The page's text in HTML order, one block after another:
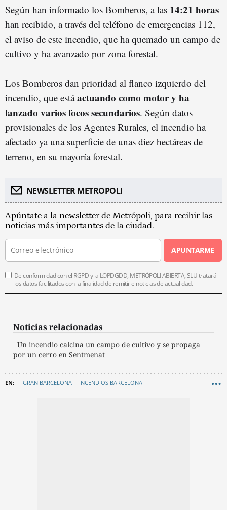
Según han informado los Bomberos, a las 14:21 horas
han recibido, a través del teléfono de emergencias 112,
el aviso de este incendio, que ha quemado un campo de
cultivo y ha avanzado por zona forestal.
Los Bomberos dan prioridad al flanco izquierdo del
incendio, que estáactuando como motor y ha
lanzado varios focos secundarios. Según datos
provisionales de los Agentes Rurales, el incendio ha
afectado ya una superficie de unas diez hectáreas de
terreno, en su mayoría forestal.
NEWSLETTER METROPOLI
Apúntate a la newsletter de Metrópoli, para recibir las
noticias más importantes de la ciudad.
APUNTARME
De conformidad con el RGPD y la LOPDGDD, METRÓPOLI ABIERTA, SLU tratará
los datos facilitados con la finalidad de remitirle noticias de actualidad.
Noticias relacionadas
Un incendio calcina un campo de cultivo y se propaga
por un cerro en Sentmenat
GRAN BARCELONA INCENDIOS BARCELONA